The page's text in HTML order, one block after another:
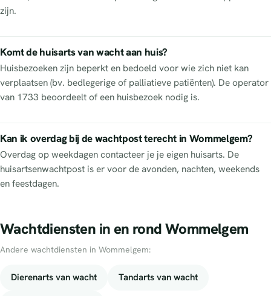
zijn.
Komt de huisarts van wacht aan huis?
Huisbezoeken zijn beperkt en bedoeld voor wie zich niet kan
verplaatsen (bv. bedlegerige of palliatieve patiënten). De operator
van 1733 beoordeelt of een huisbezoek nodig is.
Kan ik overdag bij de wachtpost terecht in Wommelgem?
Overdag op weekdagen contacteer je je eigen huisarts. De
huisartsenwachtpost is er voor de avonden, nachten, weekends
en feestdagen.
Wachtdiensten in en rond Wommelgem
Andere wachtdiensten in Wommelgem:
Dierenarts van wacht Tandarts van wacht